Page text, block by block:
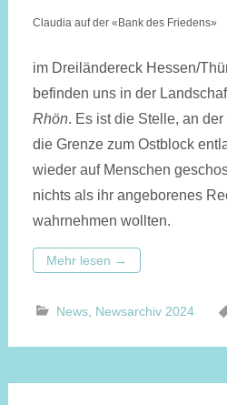
Claudia auf der «Bank des Friedens»
im Dreiländereck Hessen/
befinden uns in der
Rhön. Es ist die Stelle, an
die Grenze zum Ostblock
wieder auf Menschen
nichts als ihr angeborenes
wahrnehmen wollten.
Mehr lesen →
News, Newsarchiv 2024